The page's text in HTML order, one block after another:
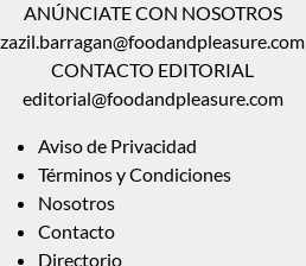
ANÚNCIATE CON NOSOTROS
zazil.barragan@foodandpleasure.com
CONTACTO EDITORIAL
editorial@foodandpleasure.com
Aviso de Privacidad
Términos y Condiciones
Nosotros
Contacto
Directorio